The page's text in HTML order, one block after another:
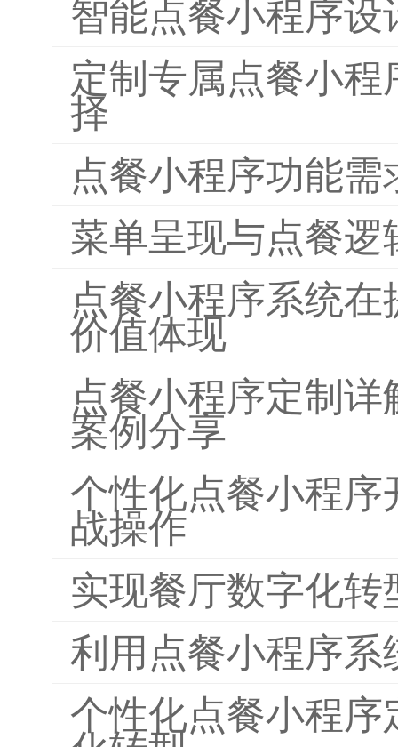
智能点餐小程序设
定制专属点餐小
择
点餐小程序功能
菜单呈现与点餐
点餐小程序系统
价值体现
点餐小程序定制
案例分享
个性化点餐小程
战操作
实现餐厅数字化
利用点餐小程序
个性化点餐小程